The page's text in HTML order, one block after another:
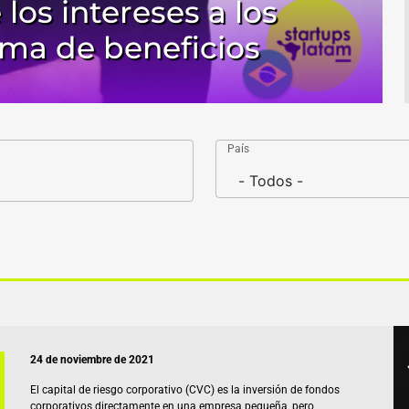
intereses a los
de beneficios
País
24 de noviembre de 2021
El capital de riesgo corporativo (CVC) es la inversión de fondos
corporativos directamente en una empresa pequeña, pero